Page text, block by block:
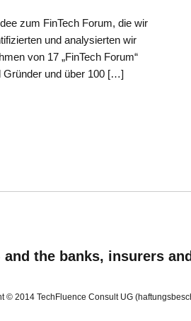
zum FinTech Forum, die wir
und analysierten wir
von 17 „FinTech Forum“
Gründer und über 100 […]
the banks, insurers
© 2014 TechFluence Consult UG